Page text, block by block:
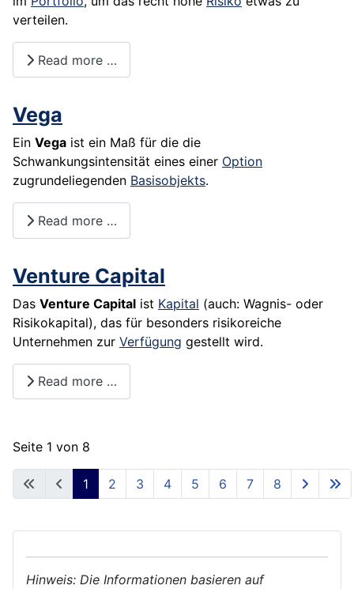
verteilen.
Read more …
Vega
Ein Vega ist ein Maß für die die
Schwankungsintensität eines einer Option
zugrundeliegenden Basisobjekts.
Read more …
Venture Capital
Das Venture Capital ist Kapital (auch: Wagnis- oder
Risikokapital), das für besonders risikoreiche
Unternehmen zur Verfügung gestellt wird.
Read more …
Seite 1 von 8
1 2 3 4 5 6 7 8
Hinweis: Die Informationen basieren auf